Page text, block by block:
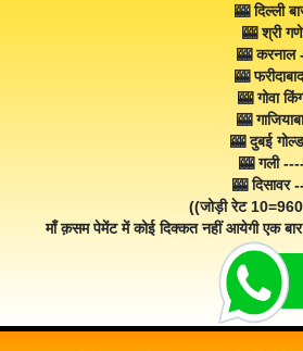
🎰 दिल्ली
🎰 श्री
🎰
🎰
🎰 गोवा
🎰
🎰 दुबई
🎰 गली
🎰
((जोड़ी रेट
माँ क़सम पेमेंट में कोई दिक्कत नहीं आयेगी एक